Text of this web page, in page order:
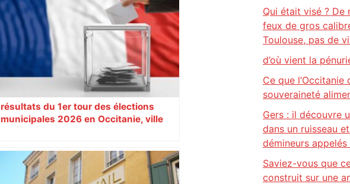
entamée par les ambulanciers en lutte
pour leurs revendications – France 3
Régions
résultats du 1er tour des élections
municipales 2026 en Occitanie, ville
Qui était visé ? De
feux de gros
Toulouse, pas de
d’où vient la
Ce que l’Occitanie
souveraineté
Gers : il découvre
dans un ruisseau
démineurs appelés
Saviez-vous que
construit sur une